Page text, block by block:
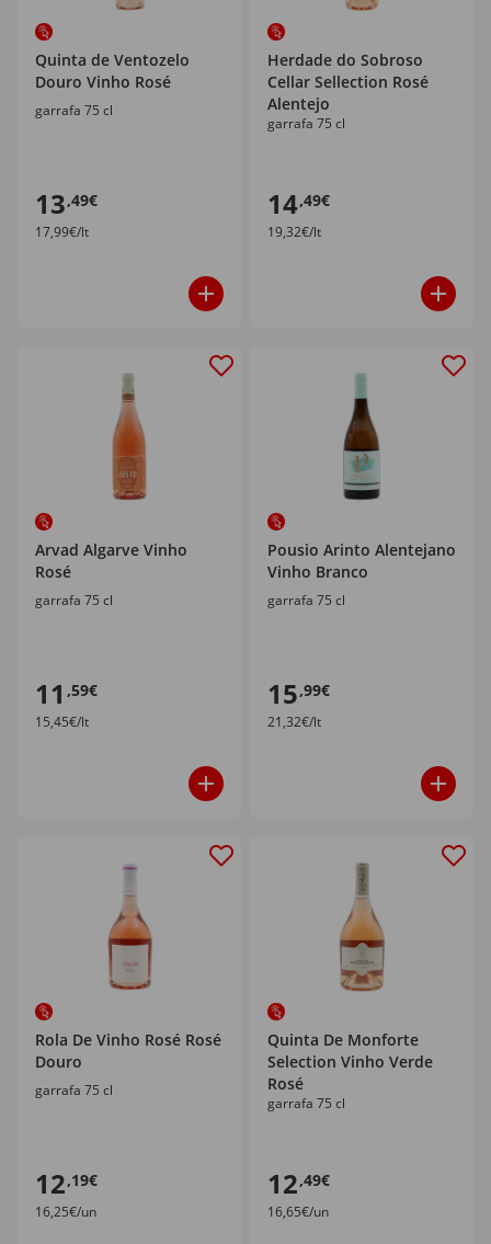
Quinta de Ventozelo
Douro Vinho Rosé
garrafa 75 cl
13,49€
17,99€/lt
Herdade do Sobroso
Cellar Sellection Rosé
Alentejo
garrafa 75 cl
14,49€
19,32€/lt
Arvad Algarve Vinho
Rosé
garrafa 75 cl
11 ,59€
15,45€/lt
Pousio Arinto Alentejano
Vinho Branco
garrafa 75 cl
15,99€
21,32€/lt
Rola De Vinho Rosé Rosé
Douro
garrafa 75 cl
12,19€
16,25€/un
Quinta De Monforte
Selection Vinho Verde
Rosé
garrafa 75 cl
12,49€
16,65€/un